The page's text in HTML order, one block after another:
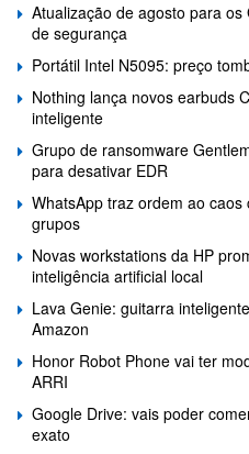
Atualização de agosto para
de segurança
Portátil Intel N5095: preço
Nothing lança novos earbuds
inteligente
Grupo de ransomware
para desativar EDR
WhatsApp traz ordem ao
grupos
Novas workstations da HP
inteligência artificial local
Lava Genie: guitarra
Amazon
Honor Robot Phone vai ter
ARRI
Google Drive: vais poder
exato